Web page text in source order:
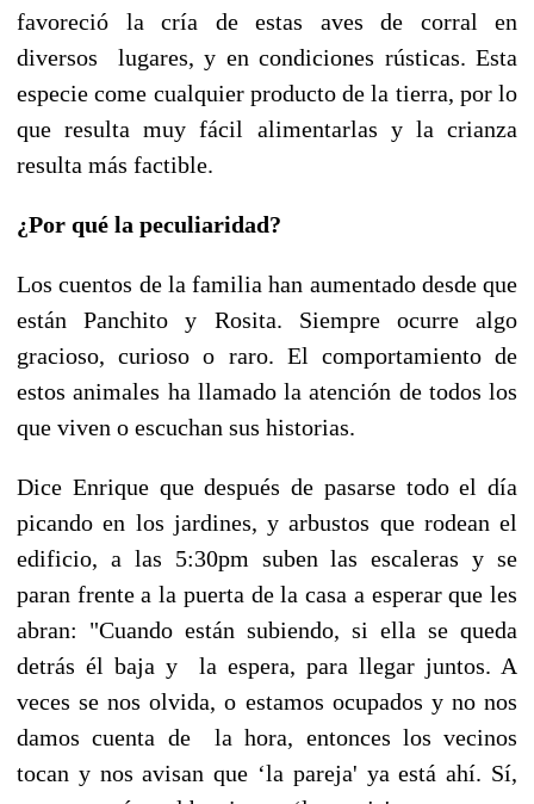
favoreció la cría de estas aves de corral en
diversos lugares, y en condiciones rústicas. Esta
especie come cualquier producto de la tierra, por lo
que resulta muy fácil alimentarlas y la crianza
resulta más factible.
¿Por qué la peculiaridad?
Los cuentos de la familia han aumentado desde que
están Panchito y Rosita. Siempre ocurre algo
gracioso, curioso o raro. El comportamiento de
estos animales ha llamado la atención de todos los
que viven o escuchan sus historias.
Dice Enrique que después de pasarse todo el día
picando en los jardines, y arbustos que rodean el
edificio, a las 5:30pm suben las escaleras y se
paran frente a la puerta de la casa a esperar que les
abran: "Cuando están subiendo, si ella se queda
detrás él baja y la espera, para llegar juntos. A
veces se nos olvida, o estamos ocupados y no nos
damos cuenta de la hora, entonces los vecinos
tocan y nos avisan que ‘la pareja' ya está ahí. Sí,